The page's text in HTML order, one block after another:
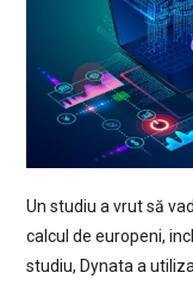
Un studiu a vrut să
calcul de europeni,
studiu, Dynata a